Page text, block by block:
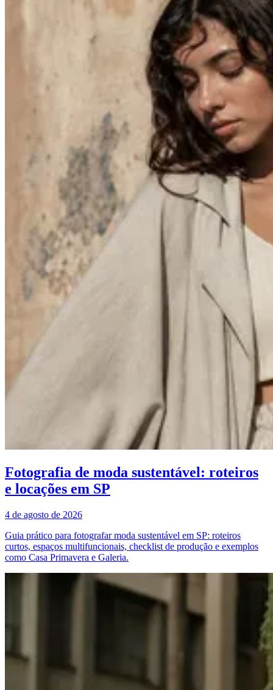
Fotografia de moda sustentável: roteiros
e locações em SP
4 de agosto de 2026
Guia prático para fotografar moda sustentável em SP: roteiros
curtos, espaços multifuncionais, checklist de produção e exemplos
como Casa Primavera e Galeria.